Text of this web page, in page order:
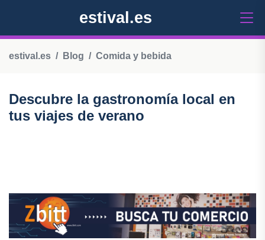
estival.es
estival.es Blog Comida y bebida
Descubre la gastronomía local en
tus viajes de verano